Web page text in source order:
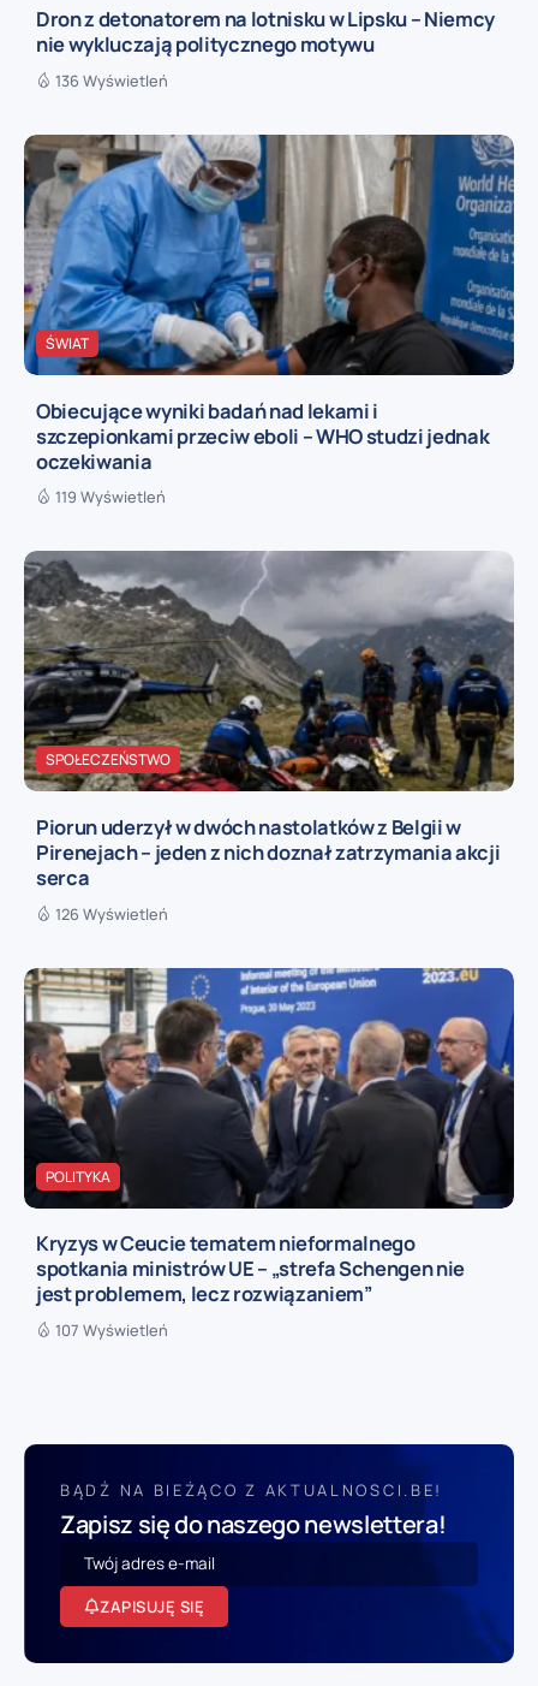
Dron z detonatorem na lotnisku w Lipsku – Niemcy
nie wykluczają politycznego motywu
136 Wyświetleń
ŚWIAT
Obiecujące wyniki badań nad lekami i
szczepionkami przeciw eboli – WHO studzi jednak
oczekiwania
119 Wyświetleń
SPOŁECZEŃSTWO
Piorun uderzył w dwóch nastolatków z Belgii w
Pirenejach – jeden z nich doznał zatrzymania akcji
serca
126 Wyświetleń
POLITYKA
Kryzys w Ceucie tematem nieformalnego
spotkania ministrów UE – „strefa Schengen nie
jest problemem, lecz rozwiązaniem”
107 Wyświetleń
BĄDŹ NA BIEŻĄCO Z AKTUALNOSCI.BE!
Zapisz się do naszego newslettera!
ZAPISUJĘ SIĘ